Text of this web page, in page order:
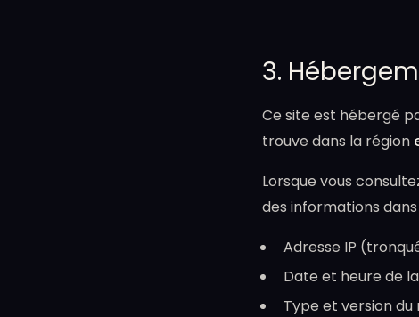
3.
Ce site est hébergé
trouve dans la région
Lorsque vous
des informations
Adresse IP
Date et heure de
Type et version